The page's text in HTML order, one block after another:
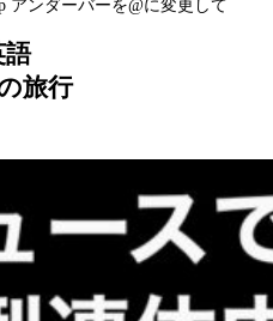
アンダーバーを@に変更して
語
旅行